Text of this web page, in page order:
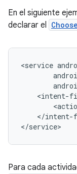
En el siguiente
declarar el
<service
</
</service>
Para cada